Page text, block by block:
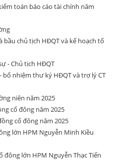
toán báo cáo tài chính năm
chủ tịch HĐQT và kế hoạch tổ
- Chủ tịch HĐQT
nhiệm thư ký HĐQT và trợ lý CT
niên năm 2025
cổ đông năm 2025
cổ đông năm 2025
lớn HPM Nguyễn Minh Kiều
đông lớn HPM Nguyễn Thạc Tiến